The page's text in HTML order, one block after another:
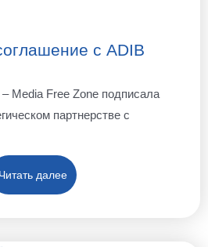
с ADIB
Media Free Zone подписала
партнерстве с
Читать далее